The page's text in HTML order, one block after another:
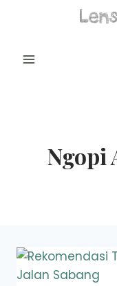
Ngopi